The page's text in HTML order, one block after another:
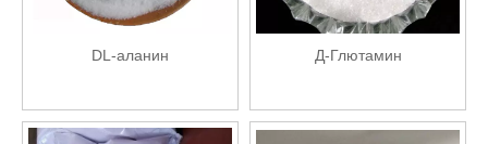
DL-аланин Д-Глютамин